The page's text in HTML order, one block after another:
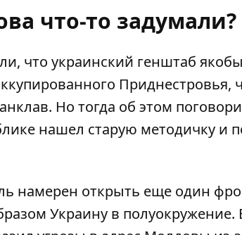
что-то задумали?
что украинский генштаб
Приднестровья,
Но тогда об этом
нашел старую методичку и
намерен открыть еще один
Украину в полуокружение.